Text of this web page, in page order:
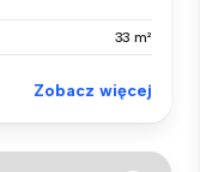
33 m²
Zobacz więcej